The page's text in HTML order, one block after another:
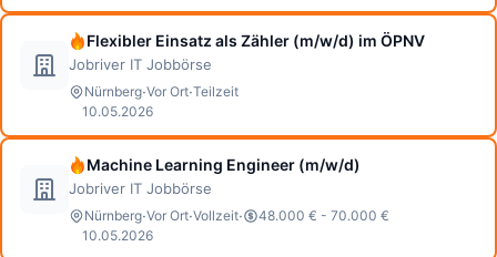
Flexibler Einsatz als Zähler (m/w/d) im ÖPNV
Jobriver IT Jobbörse
Nürnberg·Vor Ort·Teilzeit
10.05.2026
Machine Learning Engineer (m/w/d)
Jobriver IT Jobbörse
Nürnberg·Vor Ort·Vollzeit·
48.000 € - 70.000 €
10.05.2026